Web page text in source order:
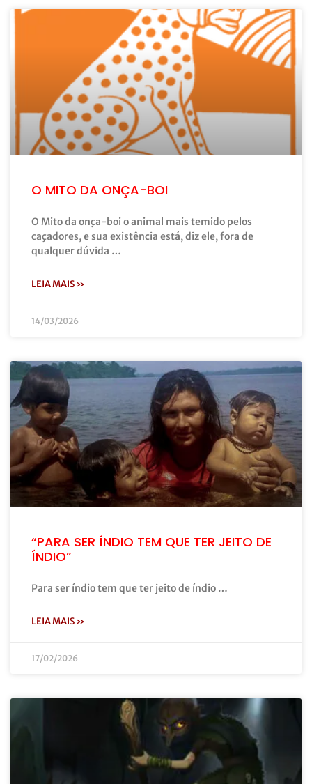
O MITO DA ONÇA-BOI
O Mito da onça-boi o animal mais temido pelos
caçadores, e sua existência está, diz ele, fora de
qualquer dúvida …
LEIA MAIS »
14/03/2026
“PARA SER ÍNDIO TEM QUE TER JEITO DE
ÍNDIO”
Para ser índio tem que ter jeito de índio …
LEIA MAIS »
17/02/2026